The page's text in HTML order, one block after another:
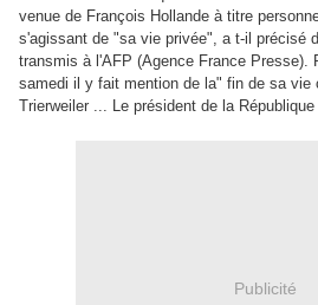
venue de François Hollande à titre
s'agissant de "sa vie privée", a t-il précisé
transmis à l'AFP (Agence France Presse).
samedi il y fait mention de la" fin de sa vie
Trierweiler ... Le président de la
Publicité